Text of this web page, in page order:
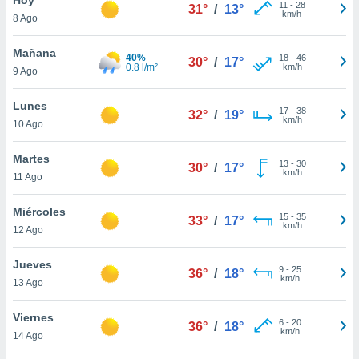
en
más
nuestra
de
cookies
aceptar
8 Ago
31° / 13° 11 - 28
km/h
Mañana
9 Ago
40%
0.8 l/m²
30° / 17° 18- 46
km/h
Lunes
10 Ago
32° / 19° 17- 38
km/h
Martes
11 Ago
30° / 17° 13- 30
km/h
Miércoles
12 Ago
33° / 17° 15- 35
km/h
Jueves
13 Ago
36° / 18° 9- 25
km/h
Viernes
14 Ago
36° / 18° 6- 20
km/h